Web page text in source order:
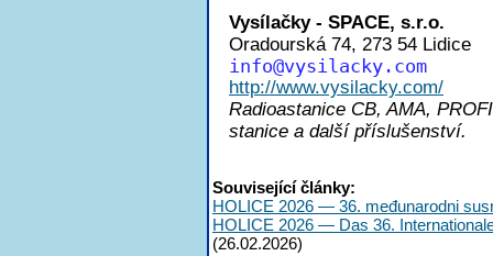
Vysílačky - SPACE, s.r.o.
Oradourská 74, 273 54 Lidice
info@vysilacky.com
http://www.vysilacky.com/
Radioastanice CB, AMA,
stanice a další příslušenství.
Související články:
HOLICE 2026 — 36. međunarodni
HOLICE 2026 — Das 36.
(26.02.2026)